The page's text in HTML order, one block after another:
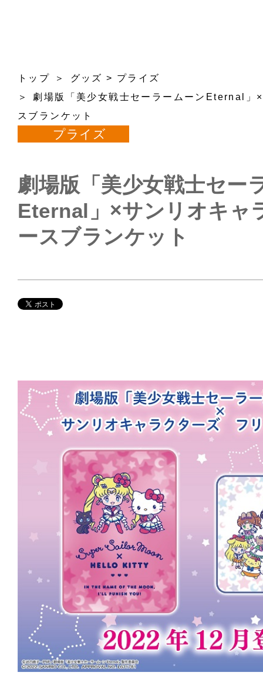
トップ グッズ > プライズ
劇場版「美少女戦士セーラームーンEternal」
スブランケット
プライズ
劇場版「美少女戦士セー
Eternal」×サンリオキャ
ースブランケット